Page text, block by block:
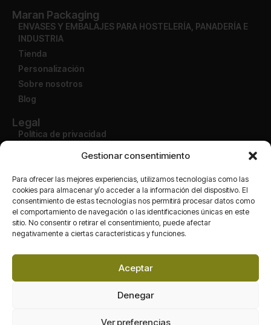
Gestionar consentimiento
Para ofrecer las mejores experiencias, utilizamos tecnologías como las
cookies para almacenar y/o acceder a la información del dispositivo. El
consentimiento de estas tecnologías nos permitirá procesar datos como
el comportamiento de navegación o las identificaciones únicas en este
sitio. No consentir o retirar el consentimiento, puede afectar
negativamente a ciertas características y funciones.
Aceptar
Denegar
Ver preferencias
Maran Packaging
ENVASES Y EMBALAJES PARA HOSTELERÍA, PANADERÍA E
INDUSTRIA
Tienda
Personalización
Sobre nosotros
Blog
Legal
Política de privacidad
Política de devolución
Cuenta
Mi cuenta
Finalizar compra
Redes